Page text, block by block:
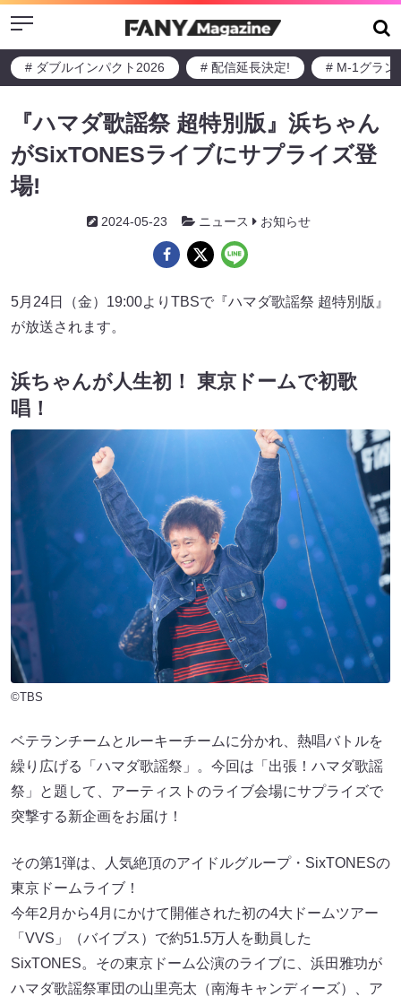
Menu
# ダブルインパクト2026 # 配信延長決定! # M-1グラン
『ハマダ歌謡祭 超特別版』浜ちゃん
がSixTONESライブにサプライズ登
場!
2024-05-23 ニュース お知らせ
5月24日（金）19:00よりTBSで『ハマダ歌謡祭 超特別版』
が放送されます。
浜ちゃんが人生初！ 東京ドームで初歌
唱！
©TBS
ベテランチームとルーキーチームに分かれ、熱唱バトルを
繰り広げる「ハマダ歌謡祭」。今回は「出張！ハマダ歌謡
祭」と題して、アーティストのライブ会場にサプライズで
突撃する新企画をお届け！
その第1弾は、人気絶頂のアイドルグループ・SixTONESの
東京ドームライブ！
今年2月から4月にかけて開催された初の4大ドームツアー
「VVS」（バイブス）で約51.5万人を動員した
SixTONES。その東京ドーム公演のライブに、浜田雅功が
ハマダ歌謡祭軍団の山里亮太（南海キャンディーズ）、ア